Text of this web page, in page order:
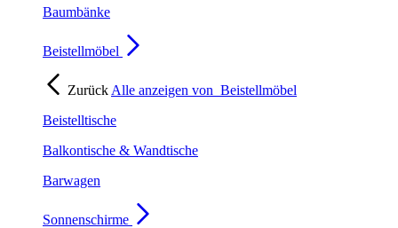
Baumbänke
Beistellmöbel
Zurück Alle anzeigen von Beistellmöbel
Beistelltische
Balkontische & Wandtische
Barwagen
Sonnenschirme